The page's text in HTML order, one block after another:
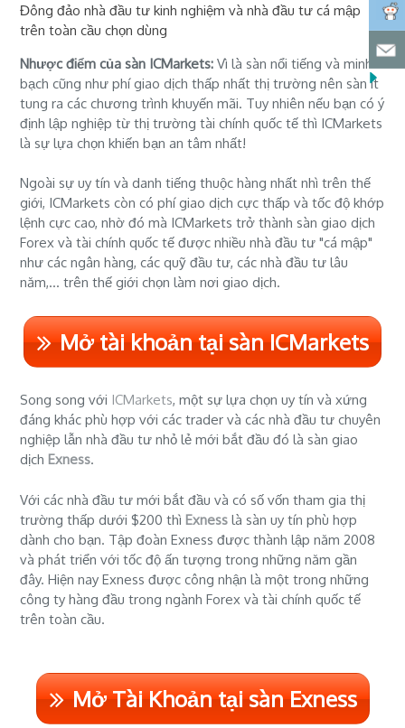
Đông đảo nhà đầu tư kinh nghiệm và nhà đầu tư cá mập
trên toàn cầu chọn dùng
Nhược điểm của sàn ICMarkets: Vì là sàn nổi tiếng và minh
bạch cũng như phí giao dịch thấp nhất thị trường nên sàn ít
tung ra các chương trình khuyến mãi. Tuy nhiên nếu bạn có ý
định lập nghiệp từ thị trường tài chính quốc tế thì ICMarkets
là sự lựa chọn khiến bạn an tâm nhất!
Ngoài sự uy tín và danh tiếng thuộc hàng nhất nhì trên thế
giới, ICMarkets còn có phí giao dịch cực thấp và tốc độ khớp
lệnh cực cao, nhờ đó mà ICMarkets trở thành sàn giao dịch
Forex và tài chính quốc tế được nhiều nhà đầu tư "cá mập"
như các ngân hàng, các quỹ đầu tư, các nhà đầu tư lâu
năm,... trên thế giới chọn làm nơi giao dịch.
Mở tài khoản tại sàn ICMarkets
Song song với ICMarkets, một sự lựa chọn uy tín và xứng
đáng khác phù hợp với các trader và các nhà đầu tư chuyên
nghiệp lẫn nhà đầu tư nhỏ lẻ mới bắt đầu đó là sàn giao
dịch Exness.
Với các nhà đầu tư mới bắt đầu và có số vốn tham gia thị
trường thấp dưới $200 thìExness là sàn uy tín phù hợp
dành cho bạn. Tập đoàn Exness được thành lập năm 2008
và phát triển với tốc độ ấn tượng trong những năm gần
đây. Hiện nay Exness được công nhận là một trong những
công ty hàng đầu trong ngành Forex và tài chính quốc tế
trên toàn cầu.
Mở Tài Khoản tại sàn Exness